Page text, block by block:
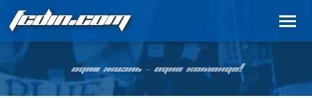
FCDIN.COM
ОДНА ЖИЗНЬ – ОДНА КОМАНДА!